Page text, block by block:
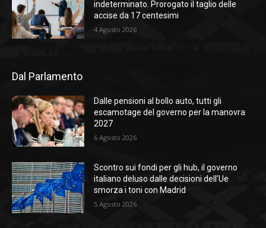
indeterminato. Prorogato il taglio delle
accise da 17 centesimi
4 Agosto 2026
Dal Parlamento
Dalle pensioni al bollo auto, tutti gli
escamotage del governo per la manovra
2027
6 Agosto 2026
Scontro sui fondi per gli hub, il governo
italiano deluso dalle decisioni dell’Ue
smorza i toni con Madrid
5 Agosto 2026